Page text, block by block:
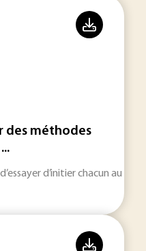
des méthodes
d’initier chacun au